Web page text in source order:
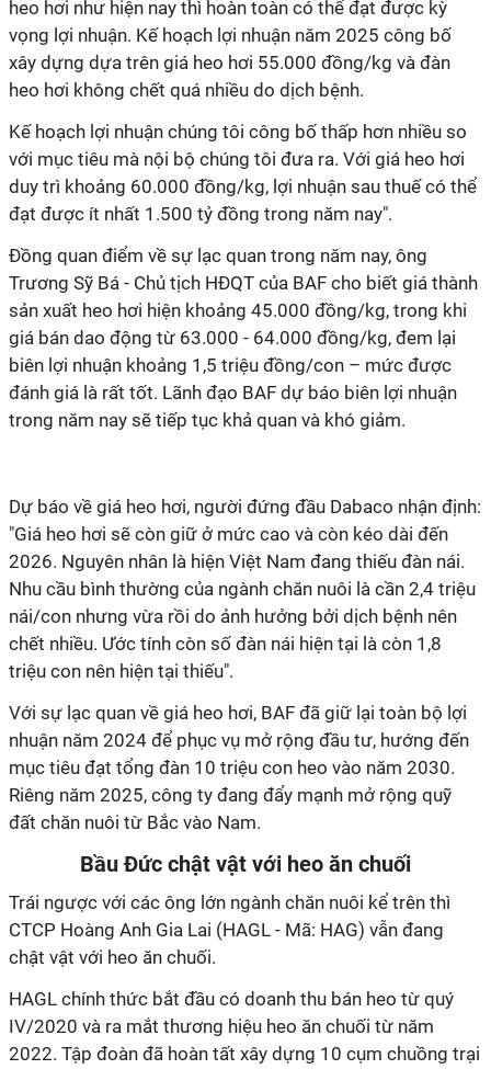
heo hơi như hiện nay thì hoàn toàn có thể đạt được kỳ
vọng lợi nhuận. Kế hoạch lợi nhuận năm 2025 công bố
xây dựng dựa trên giá heo hơi 55.000 đồng/kg và đàn
heo hơi không chết quá nhiều do dịch bệnh.
Kế hoạch lợi nhuận chúng tôi công bố thấp hơn nhiều so
với mục tiêu mà nội bộ chúng tôi đưa ra. Với giá heo hơi
duy trì khoảng 60.000 đồng/kg, lợi nhuận sau thuế có thể
đạt được ít nhất 1.500 tỷ đồng trong năm nay".
Đồng quan điểm về sự lạc quan trong năm nay, ông
Trương Sỹ Bá - Chủ tịch HĐQT của BAF cho biết giá thành
sản xuất heo hơi hiện khoảng 45.000 đồng/kg, trong khi
giá bán dao động từ 63.000 - 64.000 đồng/kg, đem lại
biên lợi nhuận khoảng 1,5 triệu đồng/con – mức được
đánh giá là rất tốt. Lãnh đạo BAF dự báo biên lợi nhuận
trong năm nay sẽ tiếp tục khả quan và khó giảm.
Dự báo về giá heo hơi, người đứng đầu Dabaco nhận định:
"Giá heo hơi sẽ còn giữ ở mức cao và còn kéo dài đến
2026. Nguyên nhân là hiện Việt Nam đang thiếu đàn nái.
Nhu cầu bình thường của ngành chăn nuôi là cần 2,4 triệu
nái/con nhưng vừa rồi do ảnh hưởng bởi dịch bệnh nên
chết nhiều. Ước tính còn số đàn nái hiện tại là còn 1,8
triệu con nên hiện tại thiếu".
Với sự lạc quan về giá heo hơi, BAF đã giữ lại toàn bộ lợi
nhuận năm 2024 để phục vụ mở rộng đầu tư, hướng đến
mục tiêu đạt tổng đàn 10 triệu con heo vào năm 2030.
Riêng năm 2025, công ty đang đẩy mạnh mở rộng quỹ
đất chăn nuôi từ Bắc vào Nam.
Bầu Đức chật vật với heo ăn chuối
Trái ngược với các ông lớn ngành chăn nuôi kể trên thì
CTCP Hoàng Anh Gia Lai (HAGL - Mã: HAG) vẫn đang
chật vật với heo ăn chuối.
HAGL chính thức bắt đầu có doanh thu bán heo từ quý
IV/2020 và ra mắt thương hiệu heo ăn chuối từ năm
2022. Tập đoàn đã hoàn tất xây dựng 10 cụm chuồng trại